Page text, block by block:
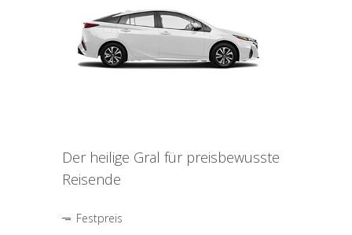
Der heilige Gral für preisbewusste
Reisende
Festpreis